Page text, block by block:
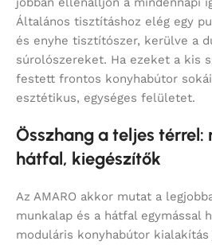
Általános tisztításhoz elég egy
és enyhe tisztítószer, kerülve a
súrolószereket. Ha ezeket a kis
festett frontos konyhabútor
esztétikus, egységes felületet.
Összhang a teljes térrel:
hátfal, kiegészítők
Az AMARO akkor mutat a
munkalap és a hátfal egymással
moduláris konyhabútor